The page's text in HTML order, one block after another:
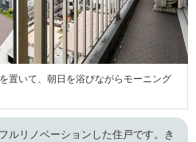
置いて、朝日を浴びながらモーニング
ルリノベーションした住戸です。き